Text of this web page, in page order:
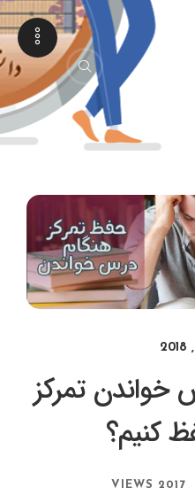
خواندن تمرکز
کنیم؟
2017 VIEWS